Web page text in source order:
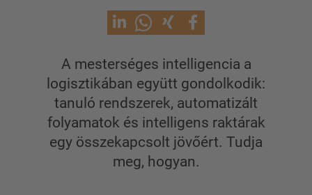
A mesterséges intelligencia a
logisztikában együtt gondolkodik:
tanuló rendszerek, automatizált
folyamatok és intelligens raktárak
egy összekapcsolt jövőért. Tudja
meg, hogyan.
Egyoldalas karos állvány
Kétoldalas karos állvány
Mozgó állványok
Karos állvány szálanyaghoz
Egyéb karos állványváltozatok